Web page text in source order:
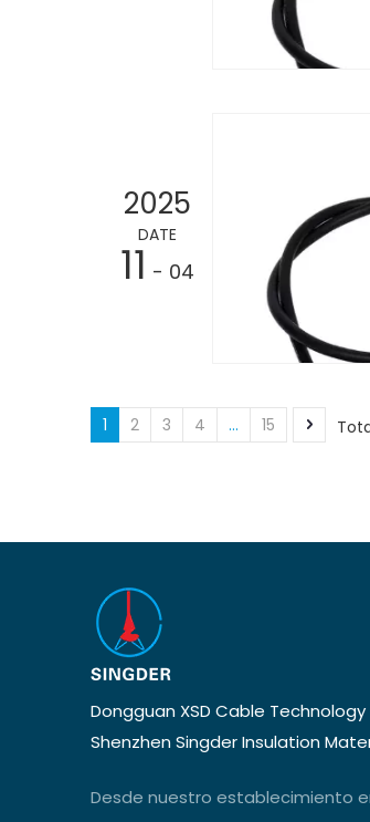
2025
DATE
11 - 04
1 2 3 4 ... 15
Dongguan XSD Cable Technology
Shenzhen Singder Insulation
Desde nuestro establecimiento